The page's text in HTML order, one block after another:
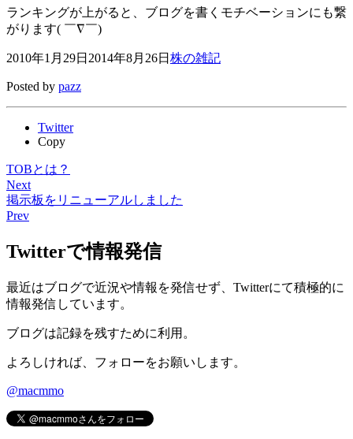
ランキングが上がると、ブログを書くモチベーションにも繋
がります( ￣∇￣)
2010年1月29日 2014年8月26日 株の雑記
Posted by pazz
Twitter
Copy
TOBとは？
Next
掲示板をリニューアルしました
Prev
Twitterで情報発信
最近はブログで近況や情報を発信せず、Twitterにて積極的に
情報発信しています。
ブログは記録を残すために利用。
よろしければ、フォローをお願いします。
@macmmo